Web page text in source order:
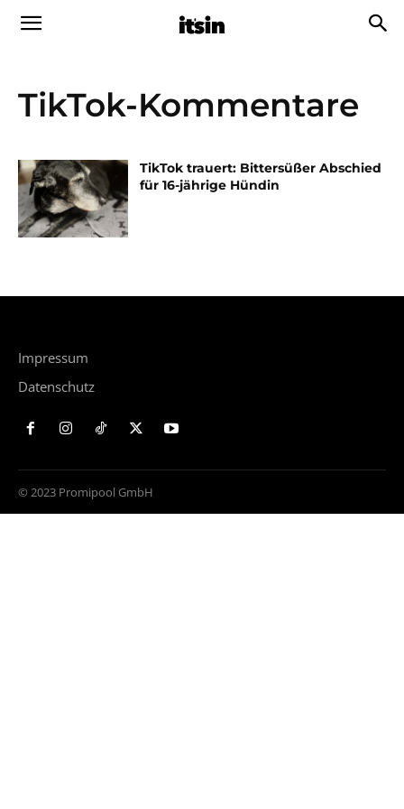
TikTok-Kommentare
TikTok trauert: Bittersüßer Abschied
für 16-jährige Hündin
Impressum
Datenschutz
© 2023 Promipool GmbH